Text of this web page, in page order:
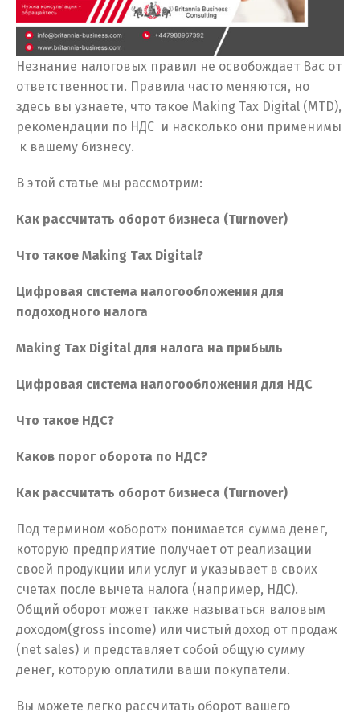
Незнание налоговых правил не освобождает Вас от
ответственности. Правила часто меняются, но
здесь вы узнаете, что такое Making Tax Digital (MTD),
рекомендации по НДС и насколько они применимы
к вашему бизнесу.
В этой статье мы рассмотрим:
Как рассчитать оборот бизнеса (Turnover)
Что такое Making Tax Digital?
Цифровая система налогообложения для
подоходного налога
Making Tax Digital для налога на прибыль
Цифровая система налогообложения для НДС
Что такое НДС?
Каков порог оборота по НДС?
Как рассчитать оборот бизнеса (Turnover)
Под термином «оборот» понимается сумма денег,
которую предприятие получает от реализации
своей продукции или услуг и указывает в своих
счетах после вычета налога (например, НДС).
Общий оборот может также называться валовым
доходом(gross income) или чистый доход от продаж
(net sales) и представляет собой общую сумму
денег, которую оплатили ваши покупатели.
Вы можете легко рассчитать оборот вашего